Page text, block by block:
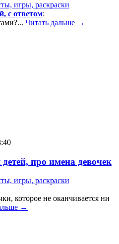
игры, раскраски
с ответом:
Читать дальше →
про имена девочек
игры, раскраски
которое не оканчивается ни
→